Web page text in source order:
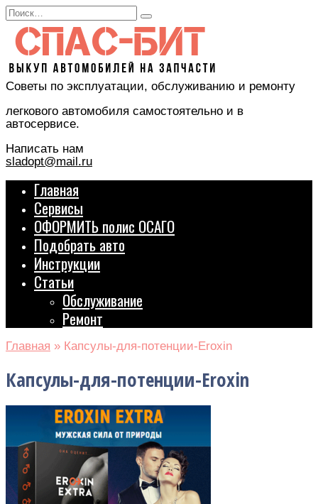
Перейти
к
содержанию
Search
for:
Советы по эксплуатации, обслуживанию и ремонту
легкового автомобиля самостоятельно и в
автосервисе.
Написать нам
sladopt@mail.ru
Главная
Сервисы
ОФОРМИТЬ полис ОСАГО
Подобрать авто
Инструкции
Статьи
Обслуживание
Ремонт
Главная » Капсулы-для-потенции-Eroxin
Капсулы-для-потенции-Eroxin